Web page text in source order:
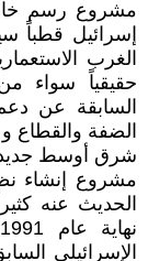
مشروع رسم
إسرائيل قطباً
الغرب
حقيقياً سواء
السابقة عن
الضفة والقطاع
شرق أوسط
مشروع إنشاء
الحديث عنه
الإسرائيلي